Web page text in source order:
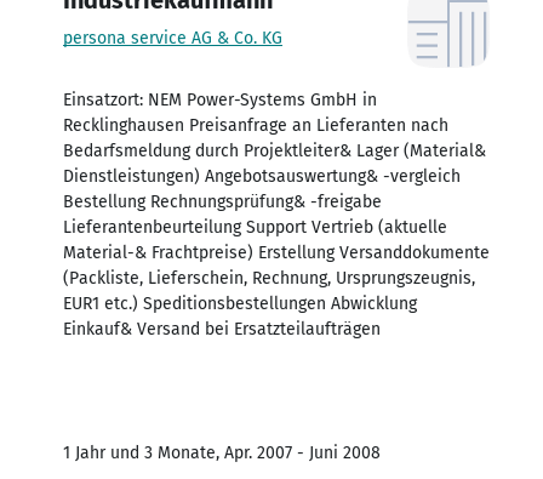
persona service AG & Co. KG
Einsatzort: NEM Power-Systems GmbH in
Recklinghausen Preisanfrage an Lieferanten nach
Bedarfsmeldung durch Projektleiter& Lager (Material&
Dienstleistungen) Angebotsauswertung& -vergleich
Bestellung Rechnungsprüfung& -freigabe
Lieferantenbeurteilung Support Vertrieb (aktuelle
Material-& Frachtpreise) Erstellung Versanddokumente
(Packliste, Lieferschein, Rechnung, Ursprungszeugnis,
EUR1 etc.) Speditionsbestellungen Abwicklung
Einkauf& Versand bei Ersatzteilaufträgen
1 Jahr und 3 Monate, Apr. 2007 - Juni 2008